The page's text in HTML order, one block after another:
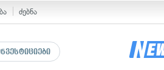
ძებნა